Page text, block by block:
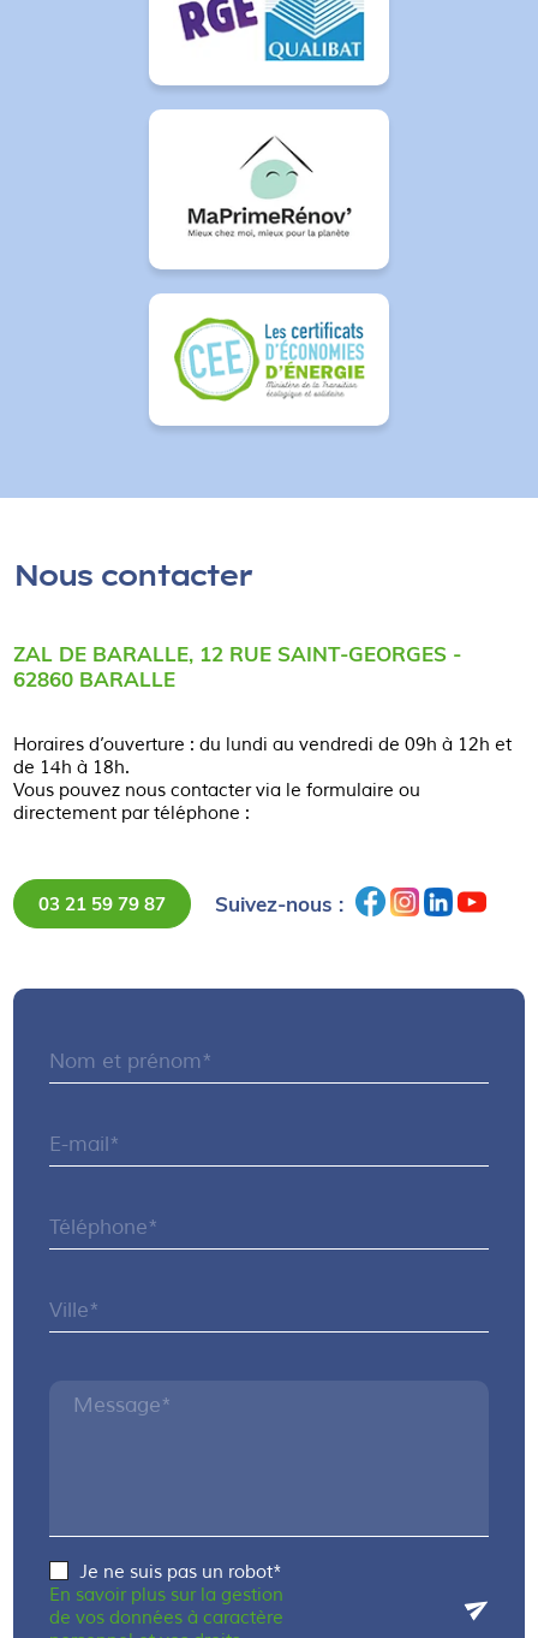
Nom et prénom*
E-mail*
Téléphone*
Ville*
Message*
Je ne suis pas un robot*
En savoir plus sur la gestion
de vos données à caractère
Nous contacter
ZAL DE BARALLE, 12 RUE SAINT-GEORGES -
62860 BARALLE
Horaires d’ouverture : du lundi au vendredi de 09h à 12h et
de 14h à 18h.
Vous pouvez nous contacter via le formulaire ou
directement par téléphone :
03 21 59 79 87 Suivez-nous :